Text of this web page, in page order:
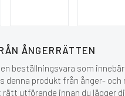
ÅNGERRÄTTEN
en beställningsvara som
denna produkt från ånger-
utförande innan du lägger